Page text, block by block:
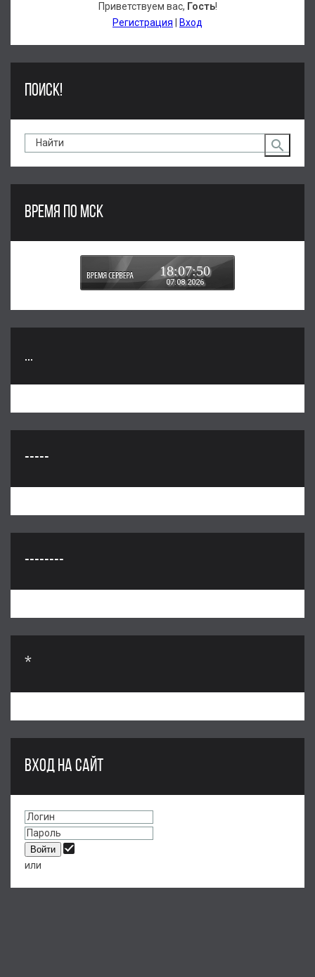
Приветствуем вас, Гость!
Регистрация
Вход
ПОИСК!
ВРЕМЯ ПО МСК
18:07:50
07.08.2026
...
-----
--------
*
ВХОД НА САЙТ
или